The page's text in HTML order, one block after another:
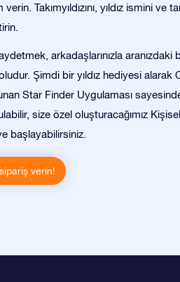
Takımyıldızını, yıldız ismini ve
arkadaşlarınızla aranızdaki
Şimdi bir yıldız hediyesi alarak
Star Finder Uygulaması
size özel oluşturacağımız
başlayabilirsiniz.
verin!